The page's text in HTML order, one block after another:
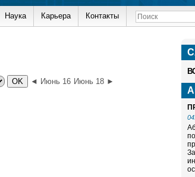
Наука Карьера Контакты
◄ Июнь 16 Июнь 18 ►